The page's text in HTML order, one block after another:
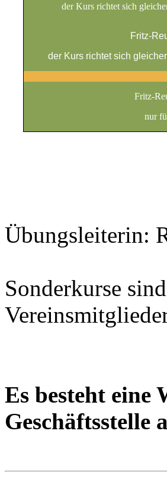
der Kurs richtet sich
Fritz-
der Kurs richtet sich
Fritz-
nur
Übungsleiterin:
Sonderkurse
Es besteht eine
Geschäftsstelle